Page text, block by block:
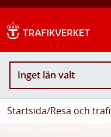
Inget län valt
Startsida/Resa och